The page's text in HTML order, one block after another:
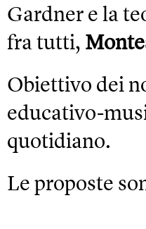
Gardner e la
fra tutti,
Obiettivo dei
educativo-
quotidiano.
Le proposte